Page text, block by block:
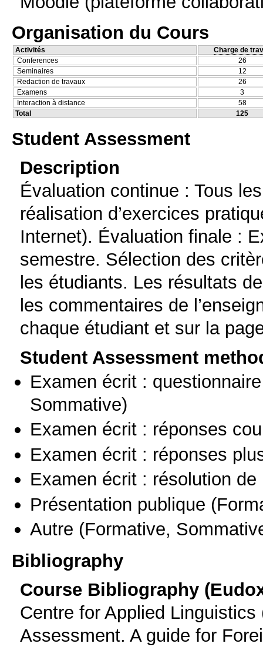
Organisation du Cours
Activités
Charge de
Conferences
26
Seminaires
12
Redaction de travaux
26
Examens
3
Interaction à distance
58
Total
125
Student Assessment
Description
Évaluation continue : Tous
réalisation d’exercices
Internet). Évaluation finale :
semestre. Sélection des
les étudiants. Les résultats
les commentaires de
chaque étudiant et sur la
Student Assessment
Examen écrit :
Sommative)
Examen écrit : réponses
Examen écrit : réponses
Examen écrit : résolution de
Présentation publique
Autre (Formative,
Bibliography
Course Bibliography
Centre for Applied
Assessment. A guide for